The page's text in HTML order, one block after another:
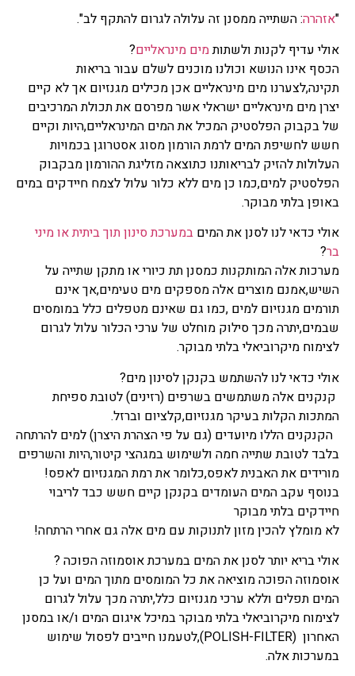
"אזהרה: השתייה ממסנן זה עלולה לגרום להתקף לב".
אולי עדיף לקנות ולשתותמים מינראליים?
הכסף אינו הנושא וכולנו מוכנים לשלם עבור בריאות
תקינה,לצערנו מים מינראליים אכן מכילים מגנזיום אך לא קיים
יצרן מים מינראליים ישראלי אשר מפרסם את תכולת המרכיבים
של בקבוק הפלסטיק המכיל את המים המינראליים,היות וקיים
חשש לחשיפת המים לרמת הורמון מסוג אסטרוגן בכמויות
העלולות להזיק לבריאותנו כתוצאה מזליגת ההורמון מבקבוק
הפלסטיק למים,כמו כן מים ללא כלור עלול לצמח חיידקים במים
באופן בלתי מבוקר.
אולי כדאי לנו לסנן את המים במערכת סינון תוך ביתית או מיני
בר?
מערכות אלה המותקנות כמסנן תת כיורי או מתקן שתייה על
השיש,אמנם מוצרים אלה מספקים מים טעימים,אך אינם
תורמים מגנזיום למים ,כמו גם שאינם מטפלים כלל במומסים
שבמים,יתרה מכך סילוק מוחלט של ערכי הכלור עלול לגרום
לצימוח מיקרוביאלי בלתי מבוקר.
אולי כדאי לנו להשתמש בקנקן לסינון מים?
קנקנים אלה משתמשים בשרפים (רזינים) לטובת ספיחת
המתכות הקלות בעיקר מגנזיום,קלציום וברזל.
הקנקנים הללו מיועדים (גם על פי הצהרת היצרן) למים להרתחה
בלבד לטובת שתייה חמה ולשימוש במגהצי קיטור,היות והשרפים
מורידים את האבנית לאפס,כלומר את רמת המגנזיום לאפס!
בנוסף עקב המים העומדים בקנקן קיים חשש כבד לריבוי
חיידקים בלתי מבוקר
לא מומלץ להכין מזון לתנוקות עם מים אלה גם אחרי הרתחה!
אולי בריא יותר לסנן את המים במערכת אוסמוזה הפוכה ?
אוסמוזה הפוכה מוציאה את כל המומסים מתוך המים ועל כן
המים תפלים וללא ערכי מגנזיום כלל,יתרה מכך עלול לגרום
לצימוח מיקרוביאלי בלתי מבוקר במיכל איגום המים ו/או במסנן
האחרון (POLISH-FILTER),לטעמנו חייבים לפסול שימוש
במערכות אלה.